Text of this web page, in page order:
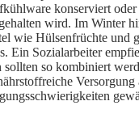
konserviert
wird. Im Winter
wie Hülsenfrüchte und
Ein Sozialarbeiter
sollten so kombiniert
Versorgung